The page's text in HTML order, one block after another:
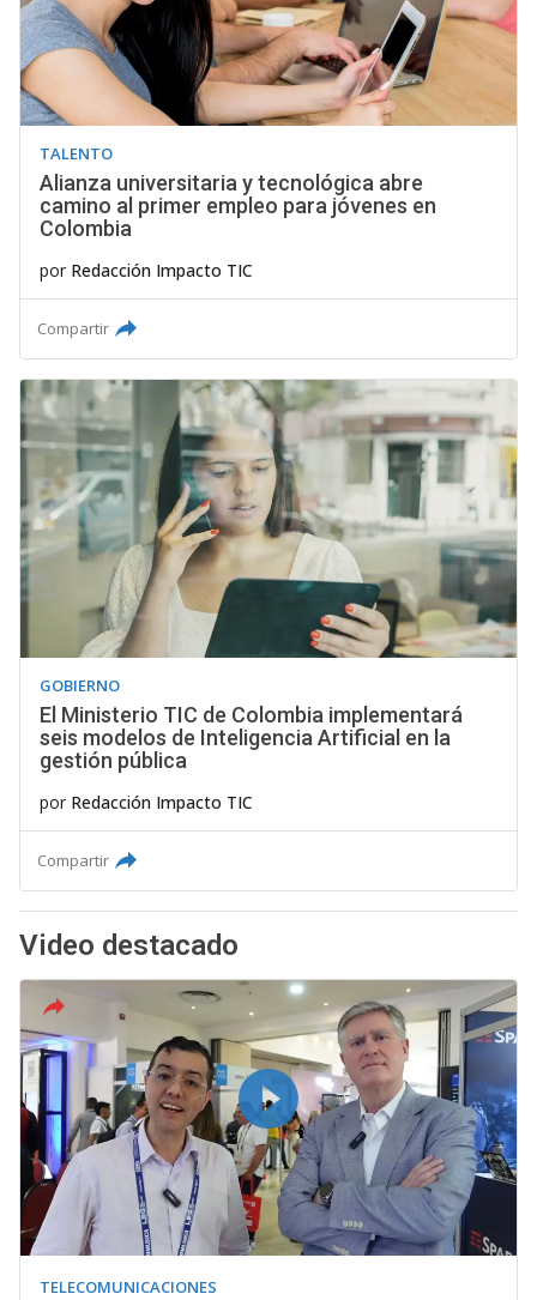
TALENTO
Alianza universitaria y tecnológica abre
camino al primer empleo para jóvenes en
Colombia
por Redacción Impacto TIC
Compartir
GOBIERNO
El Ministerio TIC de Colombia implementará
seis modelos de Inteligencia Artificial en la
gestión pública
por Redacción Impacto TIC
Compartir
Video destacado
TELECOMUNICACIONES